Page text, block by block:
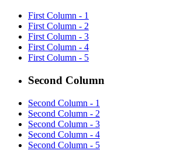
First Column - 1
First Column - 2
First Column - 3
First Column - 4
First Column - 5
Second Column
Second Column - 1
Second Column - 2
Second Column - 3
Second Column - 4
Second Column - 5